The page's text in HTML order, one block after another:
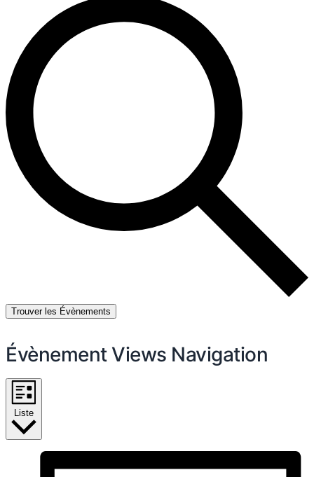
Trouver les Évènements
Évènement Views Navigation
Liste